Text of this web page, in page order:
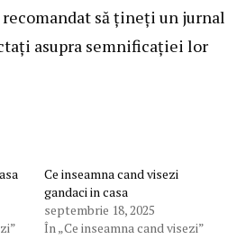
să țineți un jurnal
asupra semnificației lor
Ce inseamna cand visezi
gandaci in casa
septembrie 18, 2025
În „Ce inseamna cand visezi”